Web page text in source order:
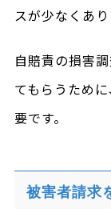
スが少なくあり
自賠責の損害
てもらうため
要です。
被害者請求